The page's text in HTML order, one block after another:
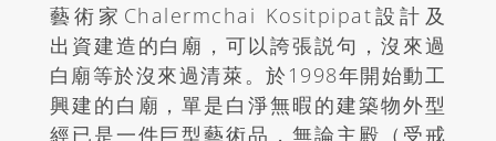
藝術家 Chalermchai Kositpipat設計及
出資建造的白廟，可以誇張説句，沒來過
白廟等於沒來過清萊。於1998年開始動工
興建的白廟，單是白淨無暇的建築物外型
經已是一件巨型藝術品，無論主殿（受戒